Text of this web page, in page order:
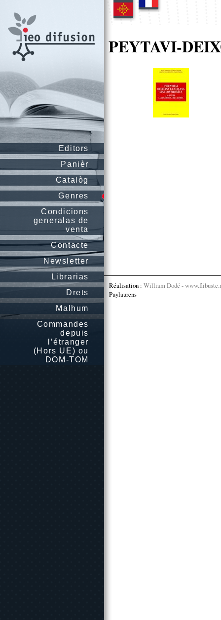
Editors
Panièr
Catalòg
Genres
Condicions
generalas de
venta
Contacte
Newsletter
Librarias
Drets
Malhum
Commandes
depuis
l’étranger
(Hors UE) ou
DOM-TOM
PEYTAVI-
Réalisation : William Dodé -
Puylaurens